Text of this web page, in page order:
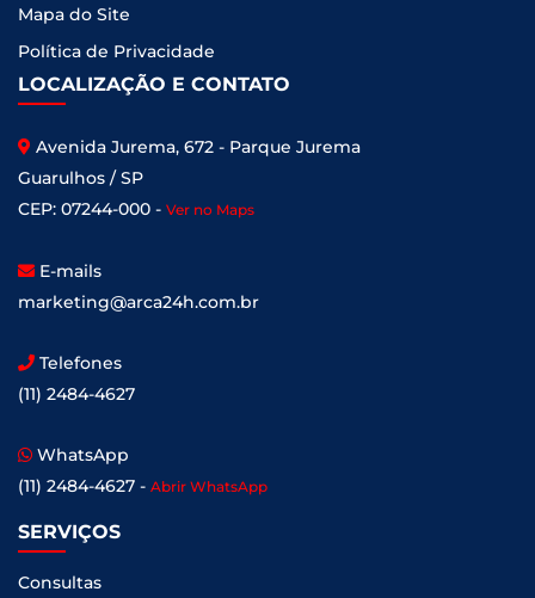
Mapa do Site
Política de Privacidade
LOCALIZAÇÃO E CONTATO
Avenida Jurema, 672 - Parque Jurema
Guarulhos / SP
CEP: 07244-000 - Ver no Maps
E-mails
marketing@arca24h.com.br
Telefones
(11) 2484-4627
WhatsApp
(11) 2484-4627 - Abrir WhatsApp
SERVIÇOS
Consultas